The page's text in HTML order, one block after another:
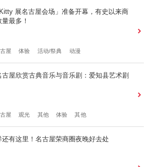
Kitty 展名古屋会场」准备开幕，有史以来商
最多！
屋 体验 活动/祭典 动漫
古屋欣赏古典音乐与音乐剧：爱知县艺术剧
屋 观光 其他 体验 其他
还有这里！名古屋荣商圈夜晚好去处